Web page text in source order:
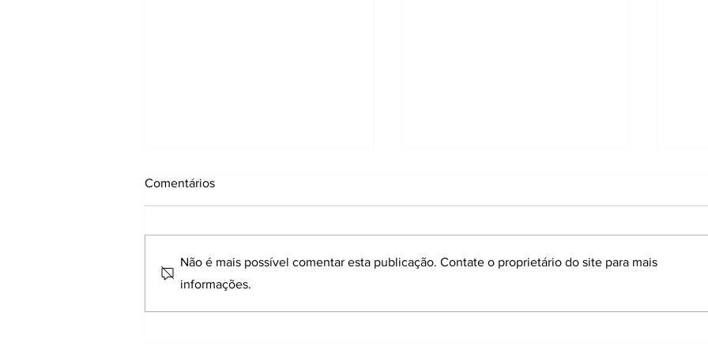
Comentários
Não é mais possível comentar esta publicação. Contate o proprietário do site para mais
informações.